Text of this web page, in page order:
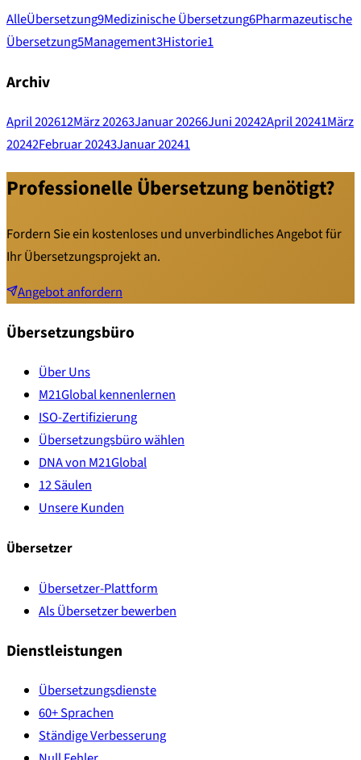
AlleÜbersetzung9Medizinische Übersetzung6Pharmazeutische
Übersetzung5Management3Historie1
Archiv
April 202612März 20263Januar 20266Juni 20242April 20241März
20242Februar 20243Januar 20241
Professionelle Übersetzung benötigt?
Fordern Sie ein kostenloses und unverbindliches Angebot für
Ihr Übersetzungsprojekt an.
Angebot anfordern
Übersetzungsbüro
Über Uns
M21Global kennenlernen
ISO-Zertifizierung
Übersetzungsbüro wählen
DNA von M21Global
12 Säulen
Unsere Kunden
Übersetzer
Übersetzer-Plattform
Als Übersetzer bewerben
Dienstleistungen
Übersetzungsdienste
60+ Sprachen
Ständige Verbesserung